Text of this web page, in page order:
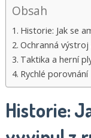
Obsah
Historie: Jak se
Ochranná výstroj
Taktika a herní
Rychlé porovnání
Historie: